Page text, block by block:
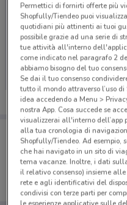
Ci dispiace, al
volantini nella tua
Porta
Puoi trovare le
salvarle e creare
dal tuo cellulare.
Permettici di fornirti offerte più
Shopfully/Tiendeo puoi
quotidiani più attinenti ai tuoi
possibile grazie ad una serie di
tue attività all'interno
come indicato nel paragrafo 2
abbiamo bisogno del tuo
Se dai il tuo consenso
tutto il mondo attraverso l’uso
idea accedendo a Menu >
nostra App. Cosa succede se
visualizzerai all'interno
alla tua cronologia di
Shopfully/Tiendeo. Ad esempio,
che hai navigato in un sito di
tema vacanze. Inoltre, i dati
il relativo consenso) insieme
rete e agli identificativi del
condivisi con terze parti per